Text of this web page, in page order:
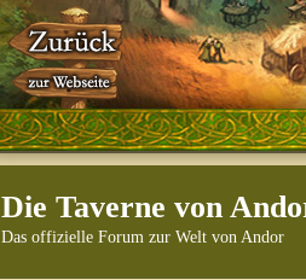
Die Taverne von
Das offizielle Forum zur Welt von Andor